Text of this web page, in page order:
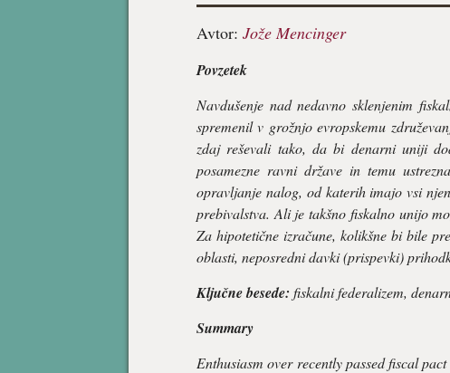
Avtor: Jože Mencinger
Povzetek
Navdušenje nad nedavno sklenjenim
spremenil v grožnjo evropskemu
zdaj reševali tako, da bi denarni uniji
posamezne ravni države in temu
opravljanje nalog, od katerih imajo vsi
prebivalstva. Ali je takšno fiskalno unijo
Za hipotetične izračune, kolikšne bi bile
oblasti, neposredni davki (prispevki)
Ključne besede: fiskalni federalizem,
Summary
Enthusiasm over recently passed fiscal